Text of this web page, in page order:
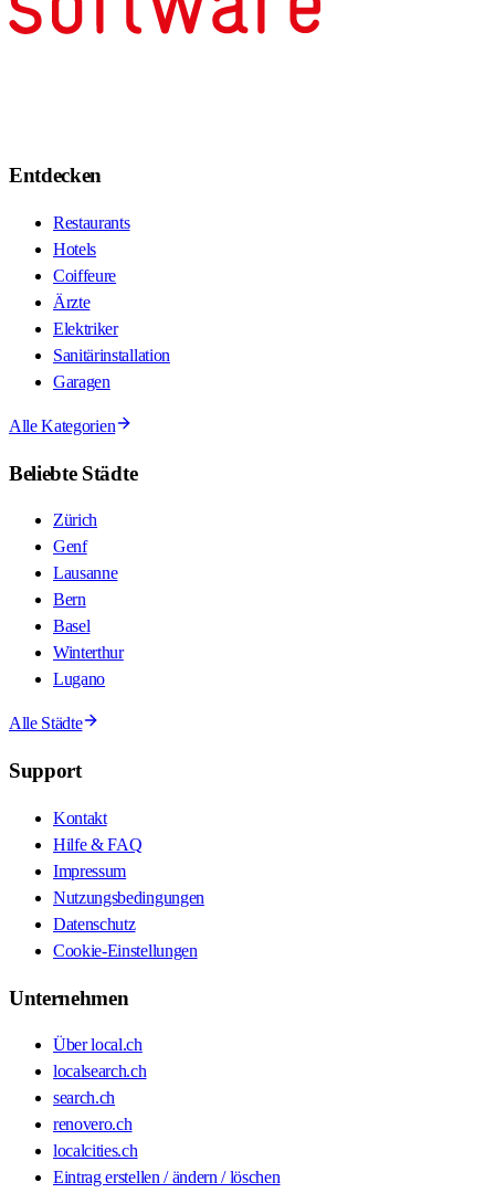
Entdecken
Restaurants
Hotels
Coiffeure
Ärzte
Elektriker
Sanitärinstallation
Garagen
Alle Kategorien
Beliebte Städte
Zürich
Genf
Lausanne
Bern
Basel
Winterthur
Lugano
Alle Städte
Support
Kontakt
Hilfe & FAQ
Impressum
Nutzungsbedingungen
Datenschutz
Cookie-Einstellungen
Unternehmen
Über local.ch
localsearch.ch
search.ch
renovero.ch
localcities.ch
Eintrag erstellen / ändern / löschen